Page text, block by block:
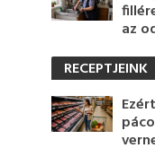
az
RECEPTJEINK